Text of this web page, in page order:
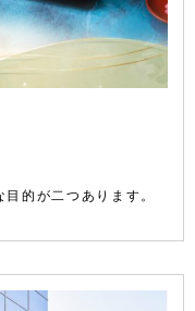
的が二つあります。